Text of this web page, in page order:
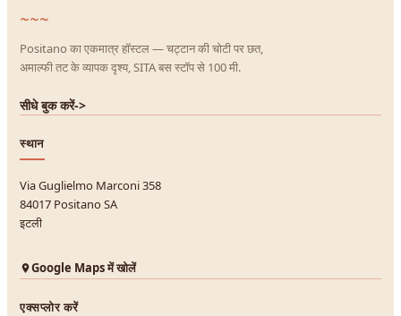
~~~
Positano का एकमात्र हॉस्टल — चट्टान की चोटी पर छत,
अमाल्फी तट के व्यापक दृश्य, SITA बस स्टॉप से 100 मी.
सीधे बुक करें->
स्थान
Via Guglielmo Marconi 358
84017 Positano SA
इटली
Google Maps में खोलें
एक्सप्लोर करें